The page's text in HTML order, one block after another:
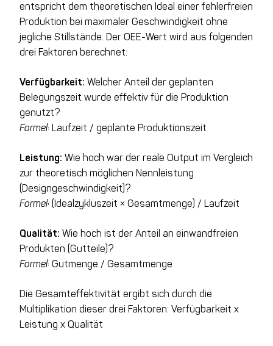
entspricht dem theoretischen Ideal einer fehlerfreien
Produktion bei maximaler Geschwindigkeit ohne
jegliche Stillstände. Der OEE-Wert wird aus folgenden
drei Faktoren berechnet:
Verfügbarkeit: Welcher Anteil der geplanten
Belegungszeit wurde effektiv für die Produktion
genutzt?
Formel: Laufzeit / geplante Produktionszeit
Leistung: Wie hoch war der reale Output im Vergleich
zur theoretisch möglichen Nennleistung
(Designgeschwindigkeit)?
Formel: (Idealzykluszeit × Gesamtmenge) / Laufzeit
Qualität: Wie hoch ist der Anteil an einwandfreien
Produkten (Gutteile)?
Formel: Gutmenge / Gesamtmenge
Die Gesamteffektivität ergibt sich durch die
Multiplikation dieser drei Faktoren: Verfügbarkeit x
Leistung x Qualität